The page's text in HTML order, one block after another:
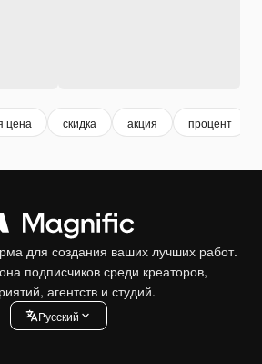
цена скидка акция процент
для создания ваших лучших работ.
подписчиков среди креаторов,
агентств и студий.
Pусский